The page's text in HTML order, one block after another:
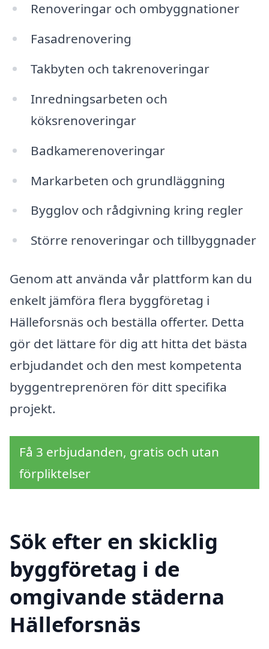
Renoveringar och ombyggnationer
Fasadrenovering
Takbyten och takrenoveringar
Inredningsarbeten och
köksrenoveringar
Badkamerenoveringar
Markarbeten och grundläggning
Bygglov och rådgivning kring regler
Större renoveringar och tillbyggnader
Genom att använda vår plattform kan du
enkelt jämföra flera byggföretag i
Hälleforsnäs och beställa offerter. Detta
gör det lättare för dig att hitta det bästa
erbjudandet och den mest kompetenta
byggentreprenören för ditt specifika
projekt.
Få 3 erbjudanden, gratis och utan
förpliktelser
Sök efter en skicklig
byggföretag i de
omgivande städerna
Hälleforsnäs